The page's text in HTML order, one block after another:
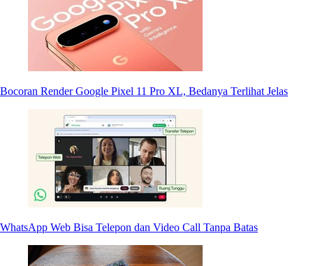
Bocoran Render Google Pixel 11 Pro XL, Bedanya Terlihat Jelas
WhatsApp Web Bisa Telepon dan Video Call Tanpa Batas